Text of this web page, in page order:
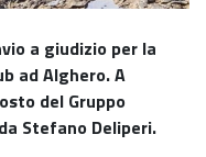
a giudizio per la
ad Alghero. A
del Gruppo
Stefano Deliperi.